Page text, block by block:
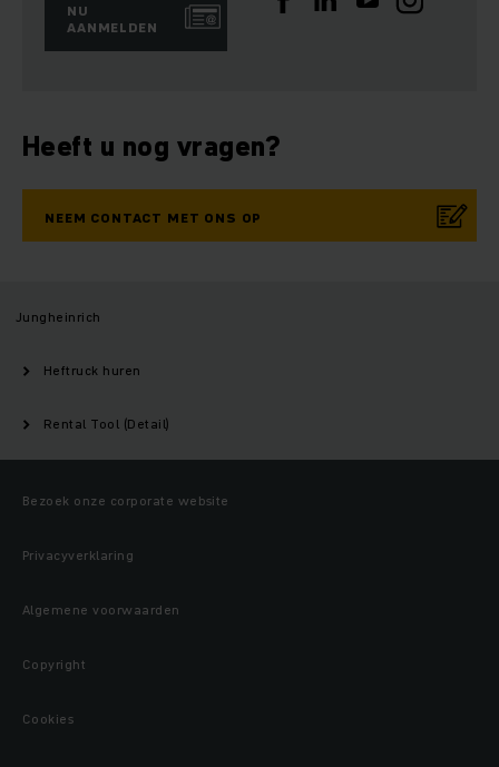
NU
AANMELDEN
Heeft u nog vragen?
NEEM CONTACT MET ONS OP
Jungheinrich
Heftruck huren
Rental Tool (Detail)
Bezoek onze corporate website
Privacyverklaring
Algemene voorwaarden
Copyright
Cookies